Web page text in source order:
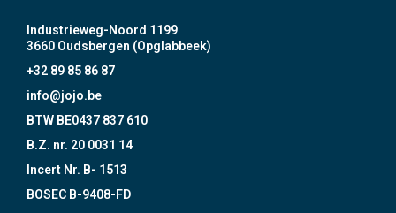
Industrieweg-Noord 1199
3660 Oudsbergen (Opglabbeek)
+32 89 85 86 87
info@jojo.be
BTW BE0437 837 610
B.Z. nr. 20 0031 14
Incert Nr. B- 1513
BOSEC B-9408-FD